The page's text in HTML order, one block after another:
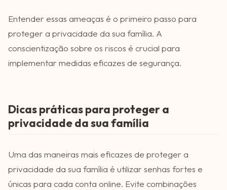
Entender essas ameaças é o primeiro passo para
proteger a privacidade da sua família. A
conscientização sobre os riscos é crucial para
implementar medidas eficazes de segurança.
Dicas práticas para proteger a
privacidade da sua família
Uma das maneiras mais eficazes de proteger a
privacidade da sua família é utilizar senhas fortes e
únicas para cada conta online. Evite combinações